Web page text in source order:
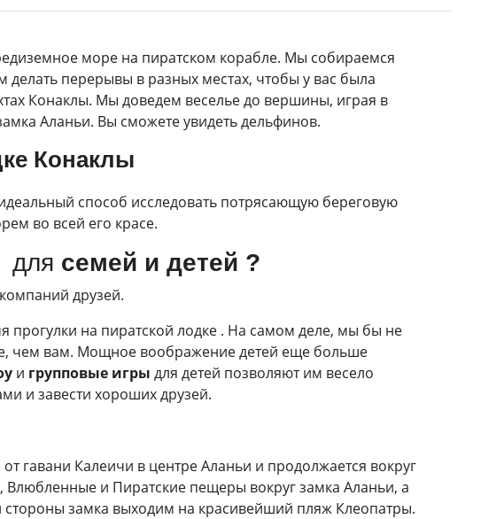
море на пиратском корабле. Мы собираемся
перерывы в разных местах, чтобы у вас была
Конаклы. Мы доведем веселье до вершины, играя в
Аланьи. Вы сможете увидеть дельфинов.
Конаклы
способ исследовать потрясающую береговую
во всей его красе.
для семей и детей ?
друзей.
прогулки на пиратской лодке . На самом деле, мы бы не
чем вам. Мощное воображение детей еще больше
и групповые игры для детей позволяют им весело
и завести хороших друзей.
гавани Калеичи в центре Аланьи и продолжается вокруг
и Пиратские пещеры вокруг замка Аланьи, а
замка выходим на красивейший пляж Клеопатры.